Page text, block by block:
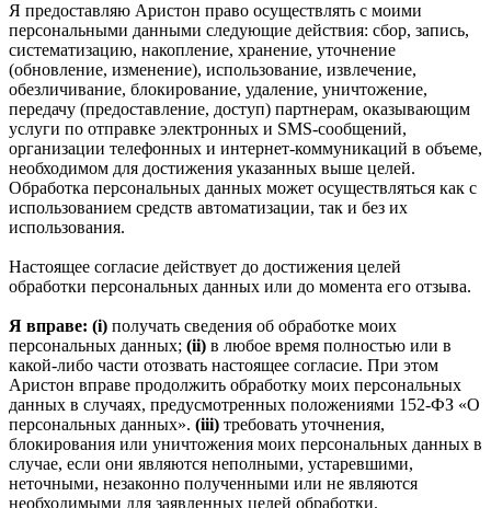
Я предоставляю Аристон право осуществлять с моими
персональными данными следующие действия: сбор, запись,
систематизацию, накопление, хранение, уточнение
(обновление, изменение), использование, извлечение,
обезличивание, блокирование, удаление, уничтожение,
передачу (предоставление, доступ) партнерам, оказывающим
услуги по отправке электронных и SMS‑сообщений,
организации телефонных и интернет‑коммуникаций в объеме,
необходимом для достижения указанных выше целей.
Обработка персональных данных может осуществляться как с
использованием средств автоматизации, так и без их
использования.
Настоящее согласие действует до достижения целей
обработки персональных данных или до момента его отзыва.
Я вправе: (i) получать сведения об обработке моих
персональных данных; (ii) в любое время полностью или в
какой-либо части отозвать настоящее согласие. При этом
Аристон вправе продолжить обработку моих персональных
данных в случаях, предусмотренных положениями 152-ФЗ «О
персональных данных». (iii) требовать уточнения,
блокирования или уничтожения моих персональных данных в
случае, если они являются неполными, устаревшими,
неточными, незаконно полученными или не являются
необходимыми для заявленных целей обработки.